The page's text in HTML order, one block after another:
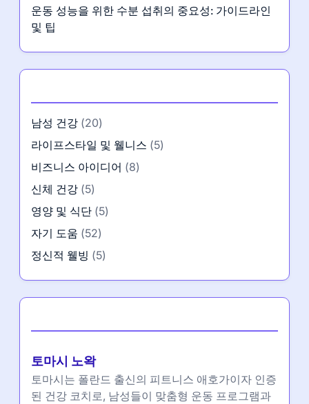
운동 성능을 위한 수분 섭취의 중요성: 가이드라인
및 팁
남성 건강 (20)
라이프스타일 및 웰니스 (5)
비즈니스 아이디어 (8)
신체 건강 (5)
영양 및 식단 (5)
자기 도움 (52)
정신적 웰빙 (5)
토마시 노왁
토마시는 폴란드 출신의 피트니스 애호가이자 인증
된 건강 코치로, 남성들이 맞춤형 운동 프로그램과